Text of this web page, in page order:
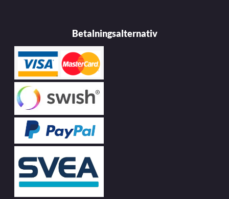
Betalningsalternativ